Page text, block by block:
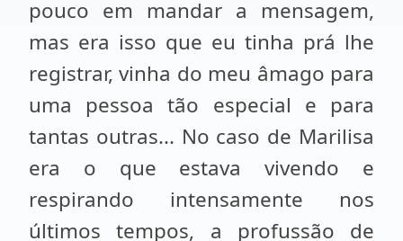
pouco em mandar a mensagem,
mas era isso que eu tinha prá lhe
registrar, vinha do meu âmago para
uma pessoa tão especial e para
tantas outras... No caso de Marilisa
era o que estava vivendo e
respirando intensamente nos
últimos tempos, a profussão de